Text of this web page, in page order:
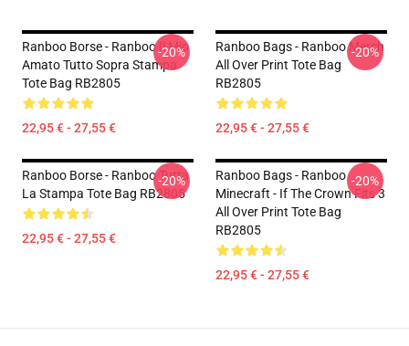
Ranboo Borse - Ranboo Il Mio
Amato Tutto Sopra Stampa
Tote Bag RB2805
22,95 € - 27,55 €
-20%
Ranboo Bags - Ranboo Merch
All Over Print Tote Bag
RB2805
22,95 € - 27,55 €
-20%
Ranboo Borse - Ranboo Tutta
La Stampa Tote Bag RB2805
22,95 € - 27,55 €
-20%
Ranboo Bags - Ranboo
Minecraft - If The Crown Fits 3
All Over Print Tote Bag
RB2805
22,95 € - 27,55 €
-20%